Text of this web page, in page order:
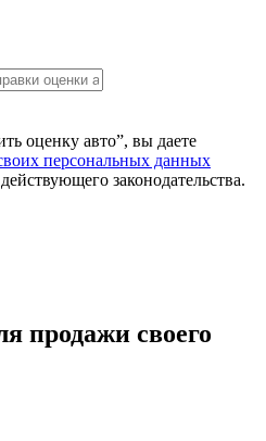
оценку авто”, вы даете
персональных данных
законодательства.
продажи своего